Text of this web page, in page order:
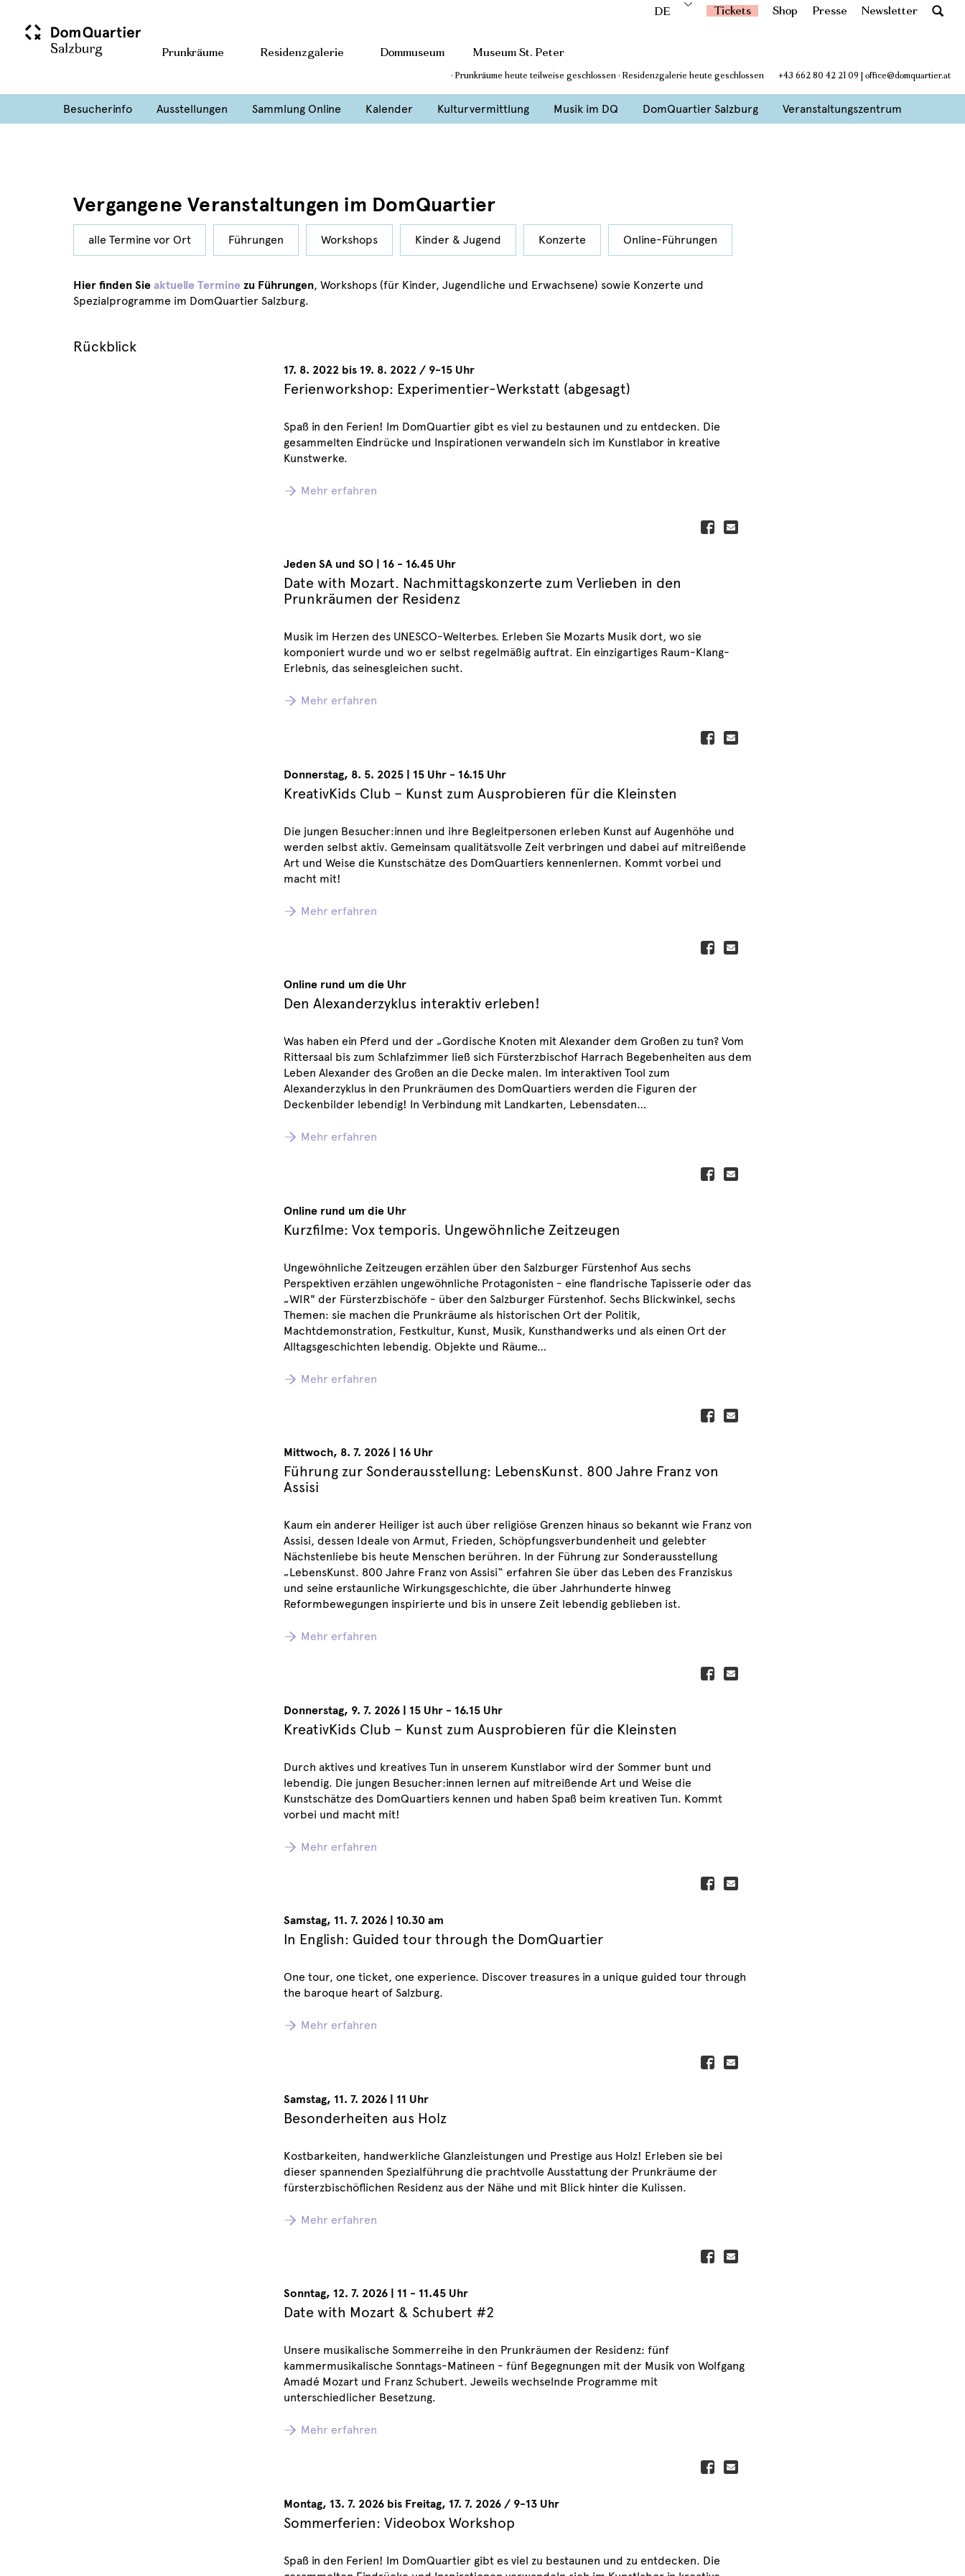
DE Tickets Shop Presse Newsletter
Prunkräume Residenzgalerie Dommuseum Museum St. Peter
· Prunkräume heute teilweise geschlossen · Residenzgalerie heute geschlossen +43 662 80 42 21 09 | office@domquartier.at
Besucherinfo Ausstellungen Sammlung Online Kalender Kulturvermittlung Musik im DQ DomQuartier Salzburg Veranstaltungszentrum
Vergangene Veranstaltungen im DomQuartier
alle Termine vor Ort Führungen Workshops Kinder & Jugend Konzerte Online-Führungen
Hier finden Sie aktuelle Termine zu Führungen, Workshops (für Kinder, Jugendliche und Erwachsene) sowie Konzerte und
Spezialprogramme im DomQuartier Salzburg.
Rückblick
17. 8. 2022 bis 19. 8. 2022 / 9-15 Uhr
Ferienworkshop: Experimentier-Werkstatt (abgesagt)
Spaß in den Ferien! Im DomQuartier gibt es viel zu bestaunen und zu entdecken. Die
gesammelten Eindrücke und Inspirationen verwandeln sich im Kunstlabor in kreative
Kunstwerke.
Mehr erfahren
Jeden SA und SO| 16 - 16.45 Uhr
Date with Mozart. Nachmittagskonzerte zum Verlieben in den
Prunkräumen der Residenz
Musik im Herzen des UNESCO-Welterbes. Erleben Sie Mozarts Musik dort, wo sie
komponiert wurde und wo er selbst regelmäßig auftrat. Ein einzigartiges Raum-Klang-
Erlebnis, das seinesgleichen sucht.
Mehr erfahren
Donnerstag, 8. 5. 2025| 15 Uhr - 16.15 Uhr
KreativKids Club – Kunst zum Ausprobieren für die Kleinsten
Die jungen Besucher:innen und ihre Begleitpersonen erleben Kunst auf Augenhöhe und
werden selbst aktiv. Gemeinsam qualitätsvolle Zeit verbringen und dabei auf mitreißende
Art und Weise die Kunstschätze des DomQuartiers kennenlernen. Kommt vorbei und
macht mit!
Mehr erfahren
Online rund um die Uhr
Den Alexanderzyklus interaktiv erleben!
Was haben ein Pferd und der „Gordische Knoten mit Alexander dem Großen zu tun? Vom
Rittersaal bis zum Schlafzimmer ließ sich Fürsterzbischof Harrach Begebenheiten aus dem
Leben Alexander des Großen an die Decke malen. Im interaktiven Tool zum
Alexanderzyklus in den Prunkräumen des DomQuartiers werden die Figuren der
Deckenbilder lebendig! In Verbindung mit Landkarten, Lebensdaten…
Mehr erfahren
Online rund um die Uhr
Kurzfilme: Vox temporis. Ungewöhnliche Zeitzeugen
Ungewöhnliche Zeitzeugen erzählen über den Salzburger Fürstenhof Aus sechs
Perspektiven erzählen ungewöhnliche Protagonisten - eine flandrische Tapisserie oder das
„WIR" der Fürsterzbischöfe - über den Salzburger Fürstenhof. Sechs Blickwinkel, sechs
Themen: sie machen die Prunkräume als historischen Ort der Politik,
Machtdemonstration, Festkultur, Kunst, Musik, Kunsthandwerks und als einen Ort der
Alltagsgeschichten lebendig. Objekte und Räume…
Mehr erfahren
Mittwoch, 8. 7. 2026| 16 Uhr
Führung zur Sonderausstellung: LebensKunst. 800 Jahre Franz von
Assisi
Kaum ein anderer Heiliger ist auch über religiöse Grenzen hinaus so bekannt wie Franz von
Assisi, dessen Ideale von Armut, Frieden, Schöpfungsverbundenheit und gelebter
Nächstenliebe bis heute Menschen berühren. In der Führung zur Sonderausstellung
„LebensKunst. 800 Jahre Franz von Assisi“ erfahren Sie über das Leben des Franziskus
und seine erstaunliche Wirkungsgeschichte, die über Jahrhunderte hinweg
Reformbewegungen inspirierte und bis in unsere Zeit lebendig geblieben ist.
Mehr erfahren
Donnerstag, 9. 7. 2026| 15 Uhr - 16.15 Uhr
KreativKids Club – Kunst zum Ausprobieren für die Kleinsten
Durch aktives und kreatives Tun in unserem Kunstlabor wird der Sommer bunt und
lebendig. Die jungen Besucher:innen lernen auf mitreißende Art und Weise die
Kunstschätze des DomQuartiers kennen und haben Spaß beim kreativen Tun. Kommt
vorbei und macht mit!
Mehr erfahren
Samstag, 11. 7. 2026| 10.30 am
In English: Guided tour through the DomQuartier
One tour, one ticket, one experience. Discover treasures in a unique guided tour through
the baroque heart of Salzburg.
Mehr erfahren
Samstag, 11. 7. 2026| 11 Uhr
Besonderheiten aus Holz
Kostbarkeiten, handwerkliche Glanzleistungen und Prestige aus Holz! Erleben sie bei
dieser spannenden Spezialführung die prachtvolle Ausstattung der Prunkräume der
fürsterzbischöflichen Residenz aus der Nähe und mit Blick hinter die Kulissen.
Mehr erfahren
Sonntag, 12. 7. 2026| 11 - 11.45 Uhr
Date with Mozart & Schubert #2
Unsere musikalische Sommerreihe in den Prunkräumen der Residenz: fünf
kammermusikalische Sonntags-Matineen - fünf Begegnungen mit der Musik von Wolfgang
Amadé Mozart und Franz Schubert. Jeweils wechselnde Programme mit
unterschiedlicher Besetzung.
Mehr erfahren
Montag, 13. 7. 2026 bis Freitag, 17. 7. 2026 / 9-13 Uhr
Sommerferien: Videobox Workshop
Spaß in den Ferien! Im DomQuartier gibt es viel zu bestaunen und zu entdecken. Die